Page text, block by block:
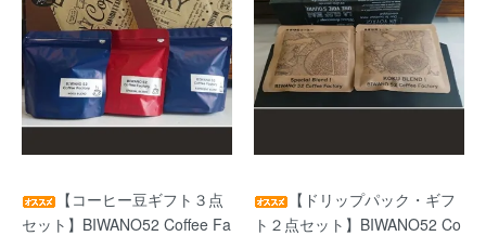
【コーヒー豆ギフト３点
セット】BIWANO52 Coffee Fa
【ドリップパック・ギフ
ト２点セット】BIWANO52 Co